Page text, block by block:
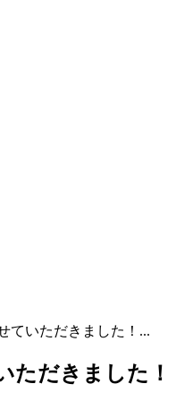
ていただきました！...
ただきました！